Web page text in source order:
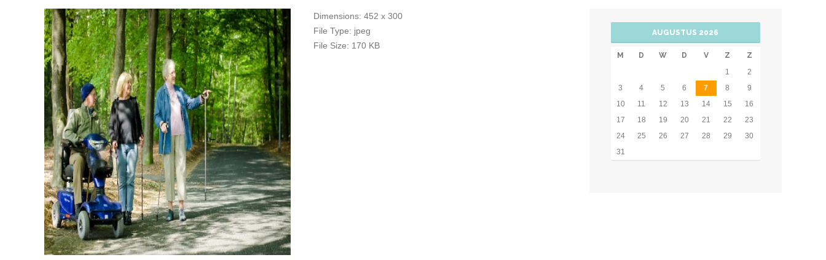
Dimensions: 452 x 300
File Type: jpeg
File Size: 170 KB
AUGUSTUS 2026
M D W D V Z
Z
1
2
3
4 5 6 7 8
9
10
11 12 13 14 15
16
17
18 19 20 21 22
23
24
25 26 27 28 29
30
31